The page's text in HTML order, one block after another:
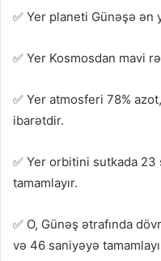
✅ Yer planeti Günəşə ən
✅ Yer Kosmosdan mavi
✅ Yer atmosferi 78%
ibarətdir.
✅ Yer orbitini sutkada
tamamlayır.
✅ O, Günəş ətrafında
və 46 saniyəyə